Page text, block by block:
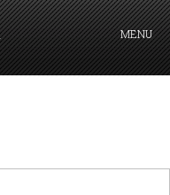
MENU
PRIHLÁSIŤ SA